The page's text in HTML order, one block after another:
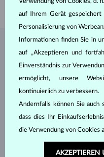
GEWICHT 1.80 g
SCHMUCK AUS
auf Ihrem Gerät gespeichert
Personalisierung von
Informationen finden Sie in
auf „Akzeptieren und
Einverständnis zur
ermöglicht, unsere
kontinuierlich zu verbessern.
Andernfalls können Sie auch
dass dies Ihr
die Verwendung von Cookies
AKZEPTIEREN